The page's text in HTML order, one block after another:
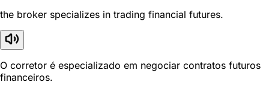
the broker specializes in trading financial futures.
O corretor é especializado em negociar contratos futuros
financeiros.